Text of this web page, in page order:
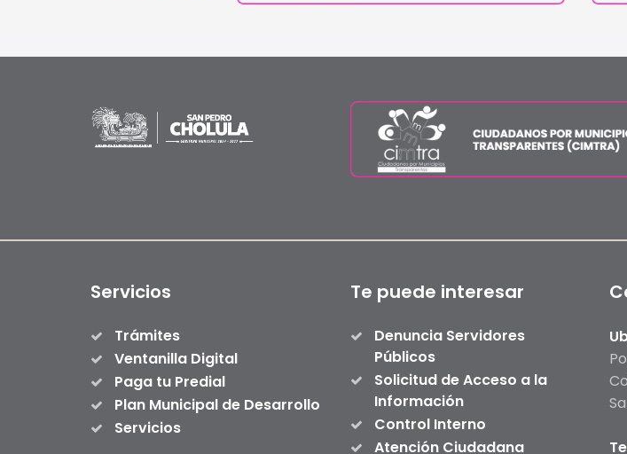
Servicios
Trámites
Ventanilla Digital
Paga tu Predial
Plan Municipal de Desarrollo
Servicios
Te puede interesar
Denuncia Servidores
Públicos
Solicitud de Acceso a la
Información
Control Interno
Atención Ciudadana